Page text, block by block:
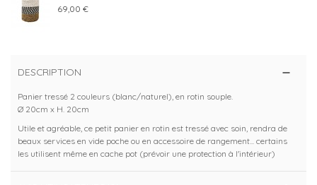
69,00 €
DESCRIPTION
Panier tressé 2 couleurs (blanc/naturel), en rotin souple.
Ø 20cm x H. 20cm
Utile et agréable, ce petit panier en rotin est tressé avec soin, rendra de
beaux services en vide poche ou en accessoire de rangement... certains
les utilisent même en cache pot (prévoir une protection à l'intérieur)